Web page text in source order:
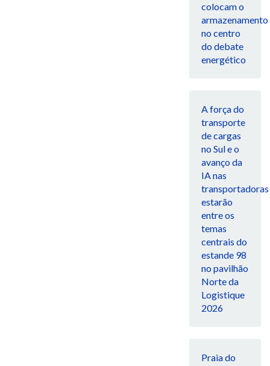
colocam o
armazenamento
no centro
do debate
energético
A força do
transporte
de cargas
no Sul e o
avanço da
IA nas
transportadoras
estarão
entre os
temas
centrais do
estande 98
no pavilhão
Norte da
Logistique
2026
Praia do